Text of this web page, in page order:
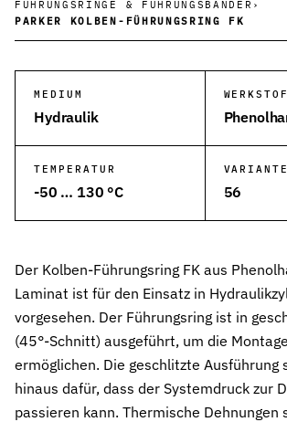
Stangendichtungen
Kolbendichtungen
Sichere Abdichtung von
Universelle Dichtungslösung für vielfältige
Rotationsdichtungen
Dichtungslösungen für rotierende Wellen
Abstreifer
Effektiver Schutz vor Schmutz, Staub und
Führungsringe
Präzise Führung von Kolben und Stangen,
FÜHRUNGSRINGE & FÜHRUNGSBÄNDER ›
PARKER KOLBEN-FÜHRUNGSRING FK
MEDIUM
Hydraulik
TEMPERATUR
-50 … 130 °C 56
Der Kolben-Führungsring FK aus
Laminat ist für den Einsatz in
vorgesehen. Der Führungsring ist in
(45°-Schnitt) ausgeführt, um die
ermöglichen. Die geschlitzte Ausführung
hinaus dafür, dass der Systemdruck zur
passieren kann. Thermische Dehnungen